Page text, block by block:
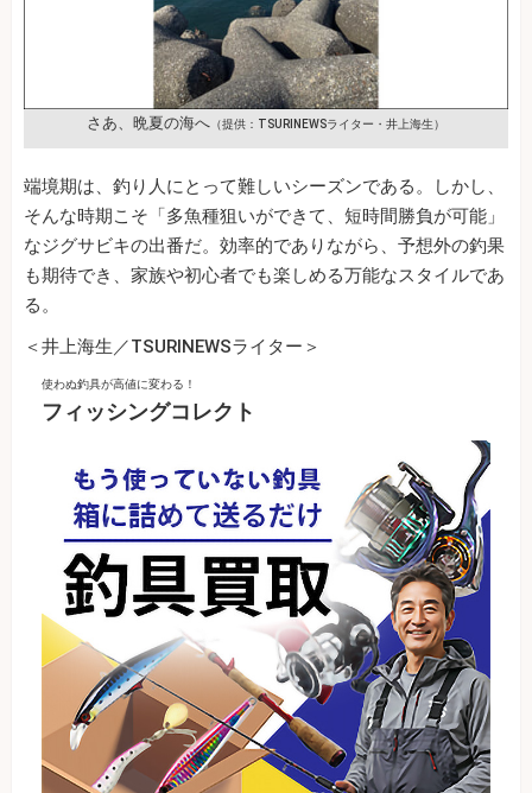
さあ、晩夏の海へ （提供：TSURINEWSライター・井上海生）
端境期は、釣り人にとって難しいシーズンである。しかし、
そんな時期こそ「多魚種狙いができて、短時間勝負が可能」
なジグサビキの出番だ。効率的でありながら、予想外の釣果
も期待でき、家族や初心者でも楽しめる万能なスタイルであ
る。
＜井上海生／TSURINEWSライター＞
使わぬ釣具が高値に変わる！
フィッシングコレクト